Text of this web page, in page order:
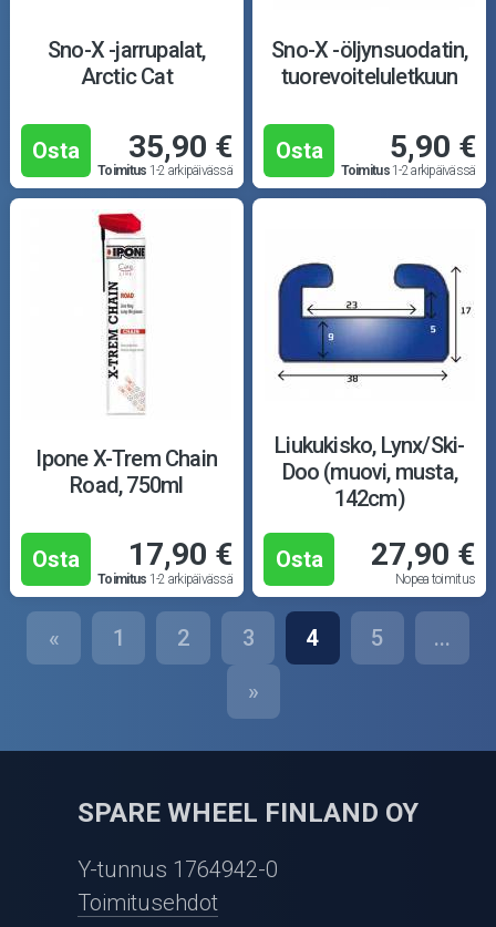
Sno-X -jarrupalat,
Arctic Cat
Osta 35,90 €
Toimitus 1-2 arkipäivässä
Sno-X -öljynsuodatin,
tuorevoiteluletkuun
Osta 5,90 €
Toimitus1-2 arkipäivässä
Ipone X-Trem Chain
Road, 750ml
Osta 17,90 €
Toimitus 1-2 arkipäivässä
Liukukisko, Lynx/Ski-
Doo (muovi, musta,
142cm)
Osta 27,90 €
Nopea toimitus
« 1 2 3 4 5 ...
»
SPARE WHEEL FINLAND OY
Y-tunnus 1764942-0
Toimitusehdot